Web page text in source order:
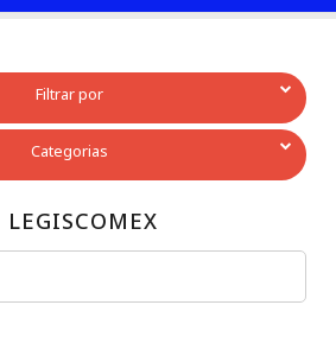
Filtrar por
Categorias
LEGISCOMEX